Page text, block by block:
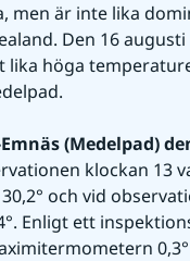
men är inte lika
Den 16 augusti
lika höga
(Medelpad)
klockan 13
och vid
Enligt ett